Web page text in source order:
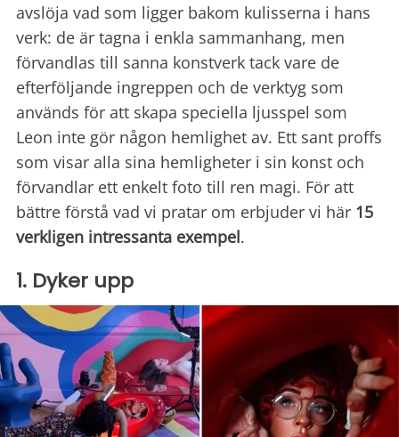
avslöja vad som ligger bakom kulisserna i hans
verk: de är tagna i enkla sammanhang, men
förvandlas till sanna konstverk tack vare de
efterföljande ingreppen och de verktyg som
används för att skapa speciella ljusspel som
Leon inte gör någon hemlighet av. Ett sant proffs
som visar alla sina hemligheter i sin konst och
förvandlar ett enkelt foto till ren magi. För att
bättre förstå vad vi pratar om erbjuder vi här 15
verkligen intressanta exempel.
1. Dyker upp